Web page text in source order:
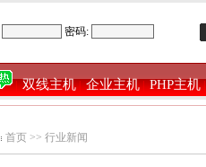
密码:
|双线主机|企业主机|PHP主机
首页 >> 行业新闻